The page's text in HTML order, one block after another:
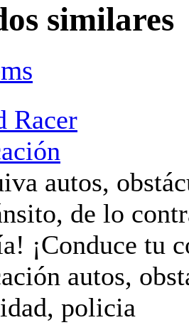
similares
Racer
autos,
de lo
¡Conduce tu
autos,
policia